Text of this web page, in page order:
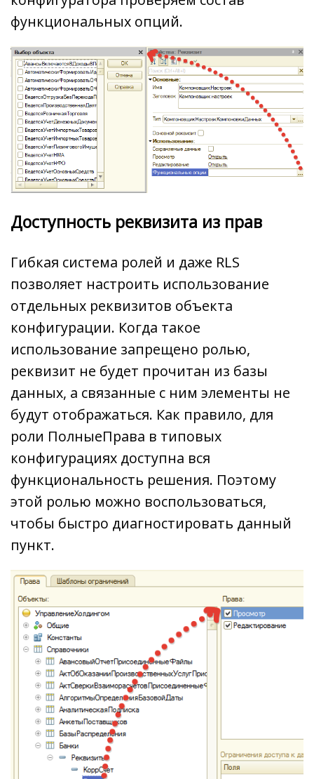
функциональных опций.
Доступность реквизита из прав
Гибкая система ролей и даже RLS
позволяет настроить использование
отдельных реквизитов объекта
конфигурации. Когда такое
использование запрещено ролью,
реквизит не будет прочитан из базы
данных, а связанные с ним элементы не
будут отображаться. Как правило, для
роли ПолныеПрава в типовых
конфигурациях доступна вся
функциональность решения. Поэтому
этой ролью можно воспользоваться,
чтобы быстро диагностировать данный
пункт.